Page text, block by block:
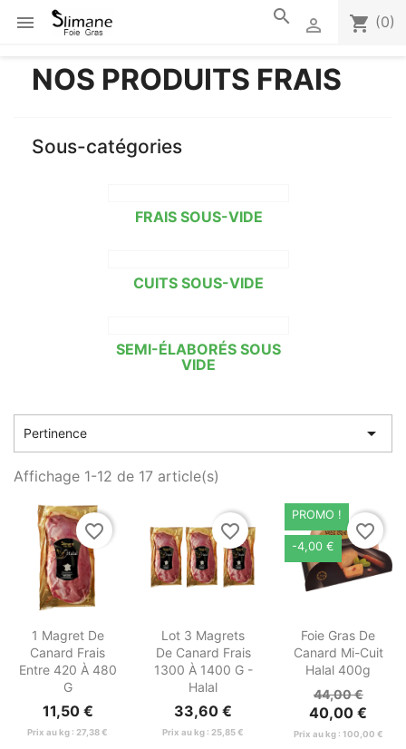
 shopping_cart (0)

search
NOS PRODUITS FRAIS
Sous-catégories
FRAIS SOUS-VIDE
CUITS SOUS-VIDE
SEMI-ÉLABORÉS SOUS
VIDE
Pertinence 
Affichage 1-12 de 17 article(s)
Aperçu
rapide
1 Magret De
Canard Frais
Entre 420 À 480
G
11,50 €
Prix au kg : 27,38 €
favorite_border
Aperçu
rapide
Lot 3 Magrets
De Canard Frais
1300 À 1400 G -
Halal
33,60 €
Prix au kg : 25,85 €
favorite_border
Aperçu
rapide
Foie Gras De
Canard Mi-Cuit
Halal 400g
44,00 €
40,00 €
Prix au kg : 100,00 €
PROMO !
-4,00 €
favorite_border